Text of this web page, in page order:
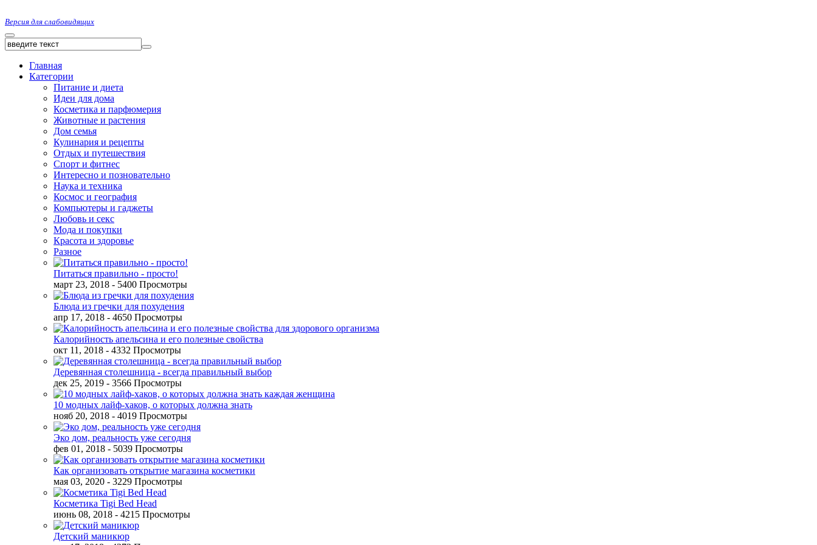
Версия для слабовидящих
Главная
Категории
Питание и диета
Идеи для дома
Косметика и парфюмерия
Животные и растения
Дом семья
Кулинария и рецепты
Отдых и путешествия
Спорт и фитнес
Интересно и позновательно
Наука и техника
Космос и география
Компьютеры и гаджеты
Любовь и секс
Мода и покупки
Красота и здоровье
Разное
Питаться правильно - просто!
март 23, 2018 - 5400 Просмотры
Блюда из гречки для похудения
апр 17, 2018 - 4650 Просмотры
Калорийность апельсина и его полезные свойства
окт 11, 2018 - 4332 Просмотры
Деревянная столешница - всегда правильный выбор
дек 25, 2019 - 3566 Просмотры
10 модных лайф-хаков, о которых должна знать
нояб 20, 2018 - 4019 Просмотры
Эко дом, реальность уже сегодня
фев 01, 2018 - 5039 Просмотры
Как организовать открытие магазина косметики
мая 03, 2020 - 3229 Просмотры
Косметика Tigi Bed Head
июнь 08, 2018 - 4215 Просмотры
Детский маникюр